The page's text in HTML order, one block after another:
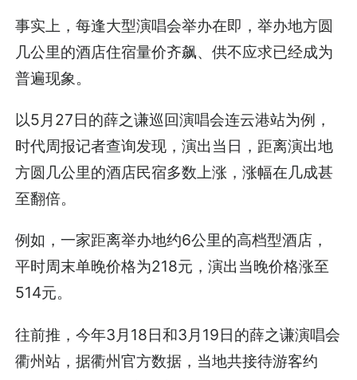
事实上，每逢大型演唱会举办在即，举办地方圆
几公里的酒店住宿量价齐飙、供不应求已经成为
普遍现象。
以5月27日的薛之谦巡回演唱会连云港站为例，
时代周报记者查询发现，演出当日，距离演出地
方圆几公里的酒店民宿多数上涨，涨幅在几成甚
至翻倍。
例如，一家距离举办地约6公里的高档型酒店，
平时周末单晚价格为218元，演出当晚价格涨至
514元。
往前推，今年3月18日和3月19日的薛之谦演唱会
衢州站，据衢州官方数据，当地共接待游客约